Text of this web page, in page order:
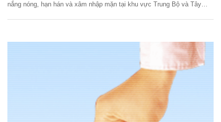
nắng nóng, hạn hán và xâm nhập mặn tại khu vực Trung Bộ và Tây